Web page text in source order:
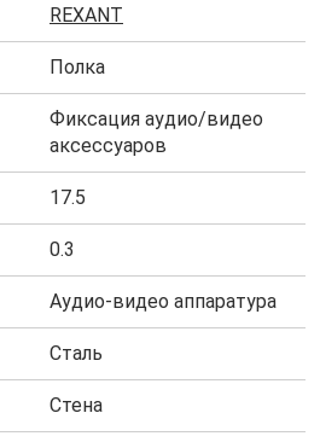
REXANT
Полка
Фиксация аудио/видео
аксессуаров
17.5
0.3
Аудио-видео аппаратура
Сталь
Стена